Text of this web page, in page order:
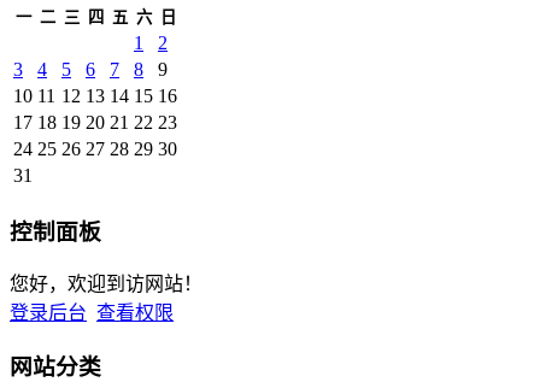
一 二 三 四 五 六 日
1
2
3
4 5 6 7 8
9
10 11 12 13 14 15 16
17 18 19 20 21 22 23
24 25 26 27 28 29 30
31
控制面板
您好，欢迎到访网站！
登录后台 查看权限
网站分类